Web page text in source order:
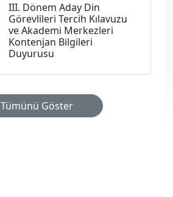
III. Dönem Aday Din
Görevlileri Tercih Kılavuzu
ve Akademi Merkezleri
Kontenjan Bilgileri
Duyurusu
Tümünü Göster